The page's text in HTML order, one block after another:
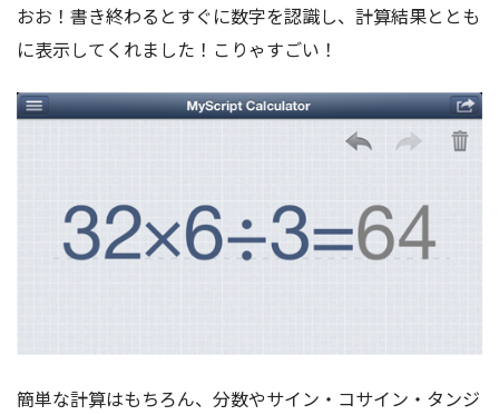
おお！書き終わるとすぐに数字を認識し、計算結果ととも
に表示してくれました！こりゃすごい！
簡単な計算はもちろん、分数やサイン・コサイン・タンジ